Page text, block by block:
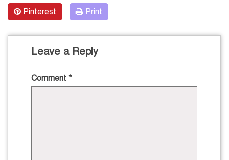
Pinterest Print
Leave a Reply
Comment *